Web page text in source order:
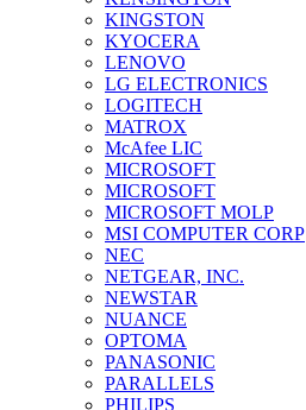
KINGSTON
KYOCERA
LENOVO
LG ELECTRONICS
LOGITECH
MATROX
McAfee LIC
MICROSOFT
MICROSOFT
MICROSOFT MOLP
MSI COMPUTER CORP
NEC
NETGEAR, INC.
NEWSTAR
NUANCE
OPTOMA
PANASONIC
PARALLELS
PHILIPS